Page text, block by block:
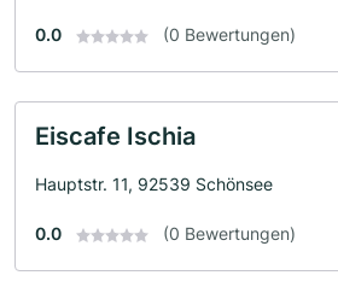
0.0 (0 Bewertungen)
Eiscafe Ischia
Hauptstr. 11, 92539 Schönsee
0.0 (0 Bewertungen)